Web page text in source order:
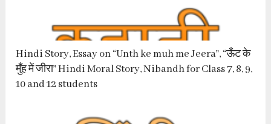
Hindi Story, Essay on “Unth ke muh me Jeera”, “ऊँट के
मुँह में जीरा” Hindi Moral Story, Nibandh for Class 7, 8, 9,
10 and 12 students